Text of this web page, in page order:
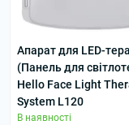
Апарат для LED-
(Панель для
Hello Face Light
System L120
В наявності